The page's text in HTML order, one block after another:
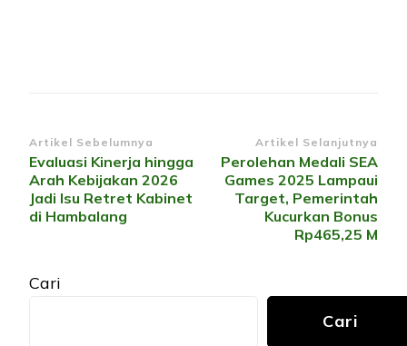
Navigasi
Artikel
Artikel Sebelumnya
Evaluasi Kinerja hingga
Arah Kebijakan 2026
Jadi Isu Retret Kabinet
di Hambalang
Artikel Selanjutnya
Perolehan Medali SEA
Games 2025 Lampaui
Target, Pemerintah
Kucurkan Bonus
Rp465,25 M
Cari
Cari